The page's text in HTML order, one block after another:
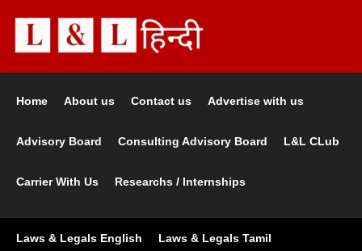
Home About us Contact us Advertise with us
Advisory Board Consulting Advisory Board L&L CLub
Carrier With Us Researchs / Internships
Laws & Legals English Laws & Legals Tamil